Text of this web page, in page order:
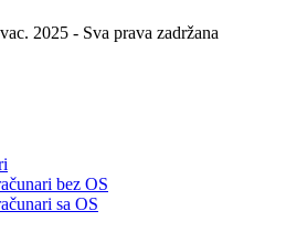
2025 - Sva prava zadržana
bez OS
sa OS